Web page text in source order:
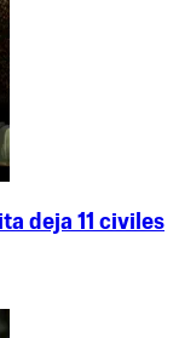
deja 11 civiles